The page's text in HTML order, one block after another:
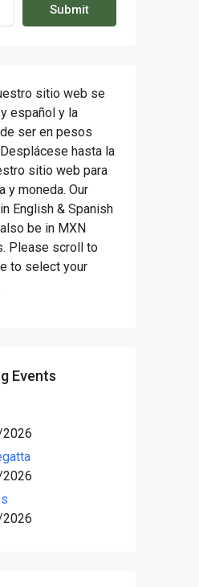
Submit
sitio web se
español y la
ser en pesos
hasta la
sitio web para
y moneda. Our
English & Spanish
be in MXN
Please scroll to
to select your
Events